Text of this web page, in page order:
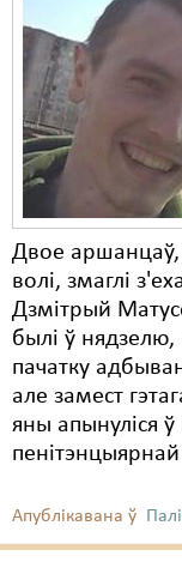
Двое
волі, змаглі
Дзмітрый
былі ў
пачатку
але замест
яны апынуліся
пенітэнцыярнай
Апублікавана ў
Дыскрымінацыя
Затрыманьні
Карная псыхіятрыя
КПЧ ААН
Культурныя правы
ЛПП
Мігранты
Мірныя сходы
Палітвязьні
Праваабаронцы
Пэнітэнцыярная